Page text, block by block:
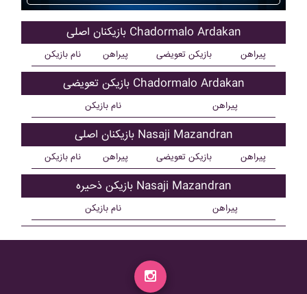
بازیکنان اصلی Chadormalo Ardakan
نام بازیکن پیراهن بازیکن تعویضی پیراهن
بازیکن تعویضی Chadormalo Ardakan
نام بازیکن پیراهن
بازیکنان اصلی Nasaji Mazandran
نام بازیکن پیراهن بازیکن تعویضی پیراهن
بازیکن ذحیره Nasaji Mazandran
نام بازیکن پیراهن